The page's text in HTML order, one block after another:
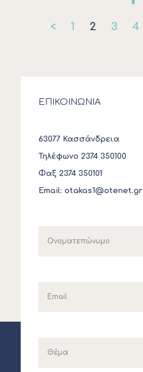
< 1 2 3 4
ΕΠΙΚΟΙΝΩΝΙΑ
63077 Κασσάνδρεια
Τηλέφωνο 2374 350100
Φαξ 2374 350101
Email: otakas1@otenet.gr